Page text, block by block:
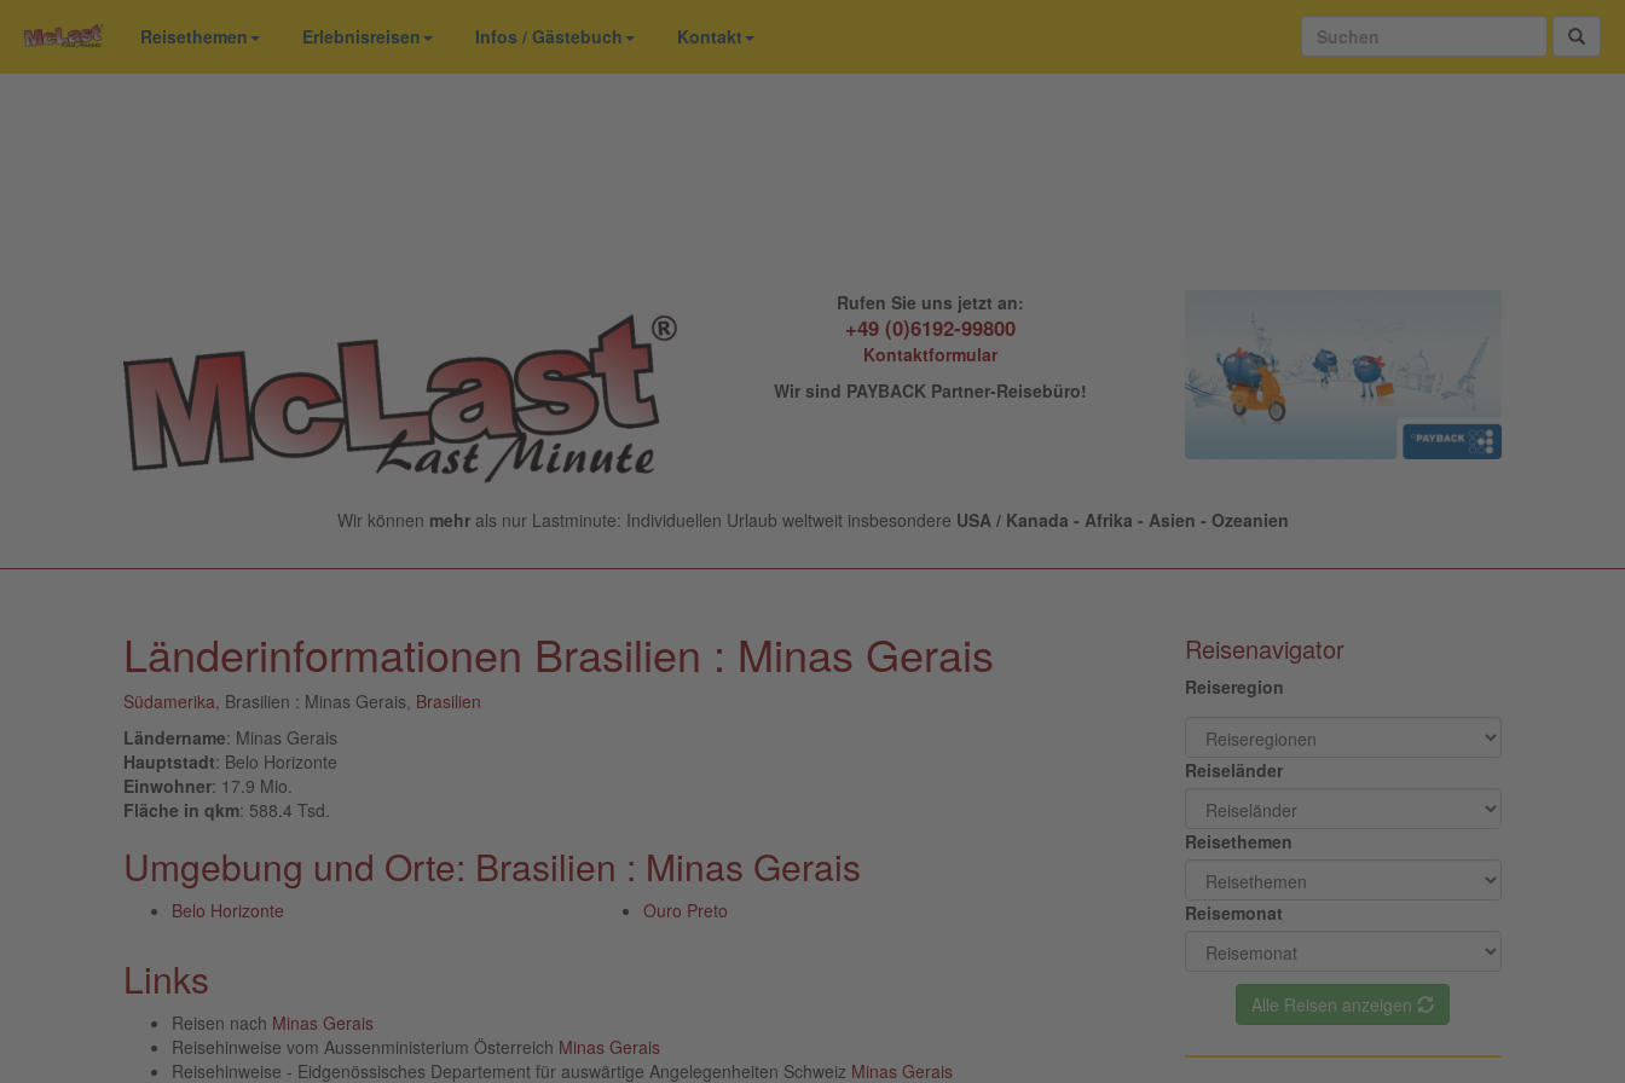
Rufen Sie uns jetzt an:
+49 (0)6192-99800
Kontaktformular
Wir sind PAYBACK Partner-Reisebüro!
Wir können mehrals nur Lastminute: Individuellen Urlaub weltweit insbesondere USA / Kanada - Afrika - Asien - Ozeanien
Reisethemen Erlebnisreisen Infos / Gästebuch Kontakt
Länderinformationen Brasilien : Minas Gerais
Südamerika , Brasilien : Minas Gerais, Brasilien
Ländername: Minas Gerais
Hauptstadt: Belo Horizonte
Einwohner: 17.9 Mio.
Fläche in qkm: 588.4 Tsd.
Umgebung und Orte: Brasilien : Minas Gerais
Belo Horizonte Ouro Preto
Links
Reisen nach Minas Gerais
Reisehinweise vom Aussenministerium Österreich Minas Gerais
Reisehinweise - Eidgenössisches Departement für auswärtige Angelegenheiten Schweiz Minas Gerais
Reisenavigator
Reiseregion
Reiseländer
Reisethemen
Reisemonat
Alle Reisen anzeigen